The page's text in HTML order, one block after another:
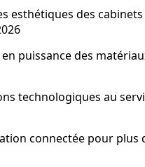
esthétiques des
puissance des
technologiques au
connectée pour plus